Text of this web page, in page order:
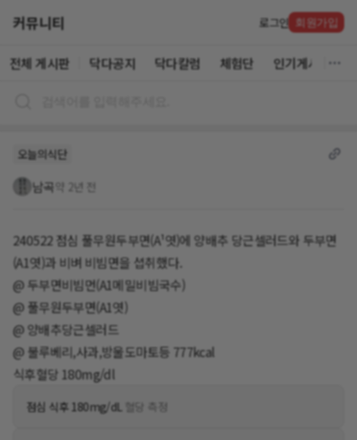
커뮤니티 로그인 회원가입
전체 게시판 닥다공지 닥다칼럼 체험단 인기게시글
오늘의식단
남곡 약 2년 전
240522 점심 풀무원두부면(A¹엿)에 양배추 당근셀러드와 두부면
(A1엿)과 비벼 비빔면을 셥취했다.
@ 두부면비빔먼(A1메밀비빔국수)
@ 풀무원두부면(A1엿)
@ 양배추당근셀러드
@ 불루베리,사과,방울도마토등 777kcal
식후혈당 180mg/dl
점심 식후 180mg/dL 혈당 측정